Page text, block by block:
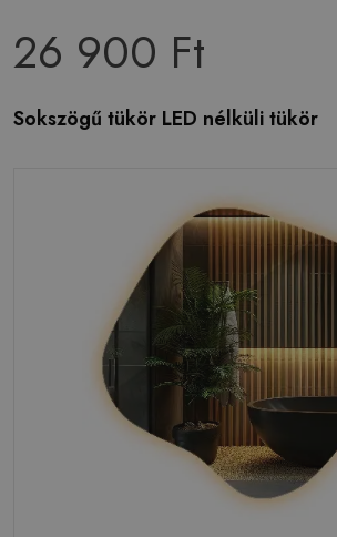
26 900 Ft
Sokszögű tükör LED nélküli tükör